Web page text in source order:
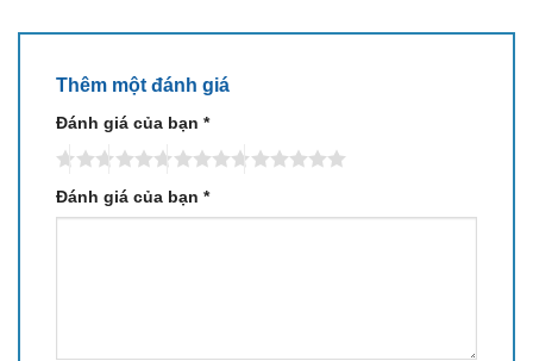
cân nhắc trong phân khúc 17–22 triệu.
Thêm một đánh giá
Đánh giá của bạn *
Đánh giá của bạn *